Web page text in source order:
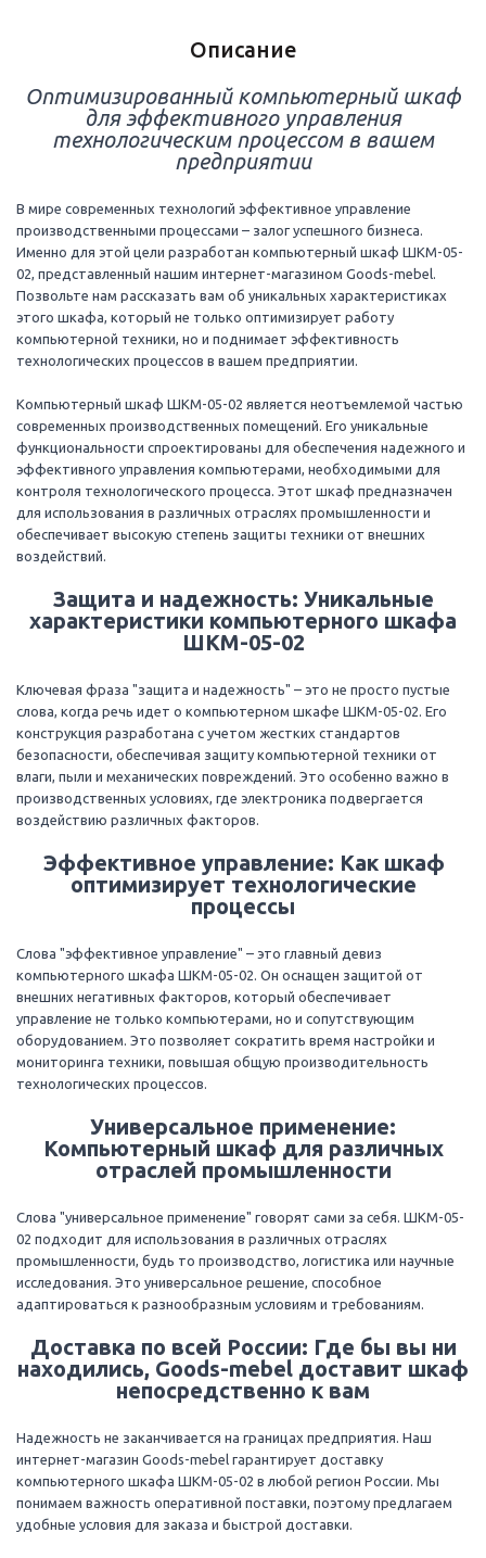
Описание
Оптимизированный компьютерный шкаф
для эффективного управления
технологическим процессом в вашем
предприятии
В мире современных технологий эффективное управление
производственными процессами – залог успешного бизнеса.
Именно для этой цели разработан компьютерный шкаф ШКМ-05-
02, представленный нашим интернет-магазином Goods-mebel.
Позвольте нам рассказать вам об уникальных характеристиках
этого шкафа, который не только оптимизирует работу
компьютерной техники, но и поднимает эффективность
технологических процессов в вашем предприятии.
Компьютерный шкаф ШКМ-05-02 является неотъемлемой частью
современных производственных помещений. Его уникальные
функциональности спроектированы для обеспечения надежного и
эффективного управления компьютерами, необходимыми для
контроля технологического процесса. Этот шкаф предназначен
для использования в различных отраслях промышленности и
обеспечивает высокую степень защиты техники от внешних
воздействий.
Защита и надежность: Уникальные
характеристики компьютерного шкафа
ШКМ-05-02
Ключевая фраза "защита и надежность" – это не просто пустые
слова, когда речь идет о компьютерном шкафе ШКМ-05-02. Его
конструкция разработана с учетом жестких стандартов
безопасности, обеспечивая защиту компьютерной техники от
влаги, пыли и механических повреждений. Это особенно важно в
производственных условиях, где электроника подвергается
воздействию различных факторов.
Эффективное управление: Как шкаф
оптимизирует технологические
процессы
Слова "эффективное управление" – это главный девиз
компьютерного шкафа ШКМ-05-02. Он оснащен защитой от
внешних негативных факторов, который обеспечивает
управление не только компьютерами, но и сопутствующим
оборудованием. Это позволяет сократить время настройки и
мониторинга техники, повышая общую производительность
технологических процессов.
Универсальное применение:
Компьютерный шкаф для различных
отраслей промышленности
Слова "универсальное применение" говорят сами за себя. ШКМ-05-
02 подходит для использования в различных отраслях
промышленности, будь то производство, логистика или научные
исследования. Это универсальное решение, способное
адаптироваться к разнообразным условиям и требованиям.
Доставка по всей России: Где бы вы ни
находились, Goods-mebel доставит шкаф
непосредственно к вам
Надежность не заканчивается на границах предприятия. Наш
интернет-магазин Goods-mebel гарантирует доставку
компьютерного шкафа ШКМ-05-02 в любой регион России. Мы
понимаем важность оперативной поставки, поэтому предлагаем
удобные условия для заказа и быстрой доставки.